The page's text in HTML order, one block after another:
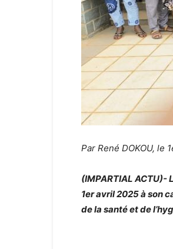
Par René DOKOU, le
(IMPARTIAL ACTU)-
1er avril 2025 à son
de la santé et de